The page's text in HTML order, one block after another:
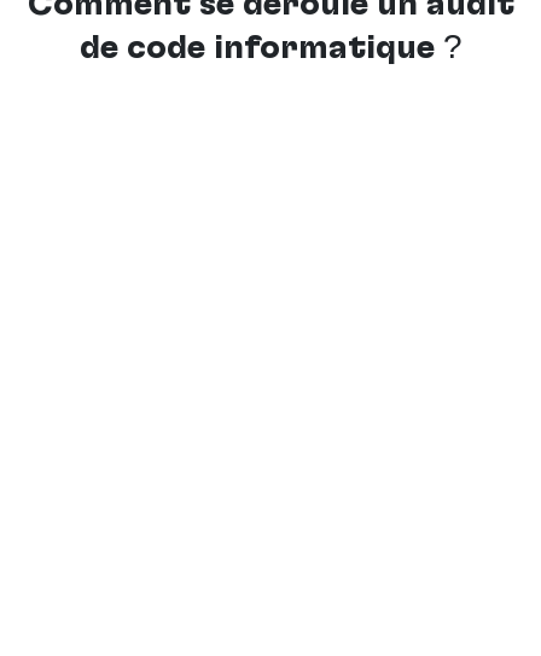
de code informatique ?